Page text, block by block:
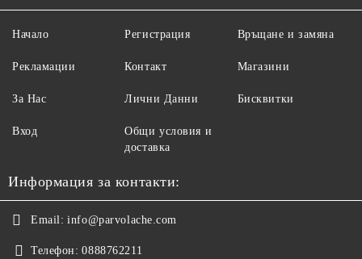
Начало
Рекламации
За Нас
Вход
Регистрация
Контакт
Лични Данни
Общи условия и
доставка
Връщане и замяна
Магазини
Бисквитки
Информация за контакти:
Email: info@parvolache.com
Телефон: 0888762211